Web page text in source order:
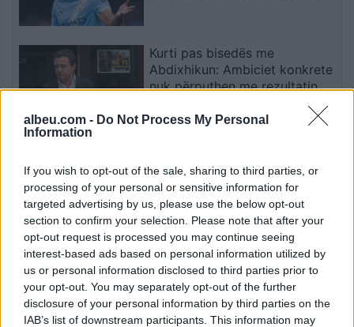
albeu.com - Do Not Process My Personal
Information
If you wish to opt-out of the sale, sharing to third parties, or
processing of your personal or sensitive information for
targeted advertising by us, please use the below opt-out
section to confirm your selection. Please note that after your
opt-out request is processed you may continue seeing
interest-based ads based on personal information utilized by
us or personal information disclosed to third parties prior to
your opt-out. You may separately opt-out of the further
disclosure of your personal information by third parties on the
IAB’s list of downstream participants. This information may
Kurti pas bisedës me
Abdixhikun: Ambiciet konkrete
nuk përputhen me rezultatin
në një klub nate në Soho,
paraqitja në gjykatë më 24
shtator
Modelet e Inteligjencës
Artificiale shkelin udhëzimet,
ndërmarrin veprime të
palejuara dhe manipulojnë
njerëzit